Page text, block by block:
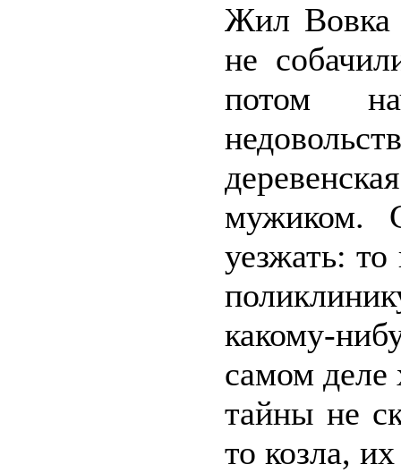
Жил Вовка
не
потом
мужиком.
уезжать:
какому-
самом деле
тайны не
то козла,